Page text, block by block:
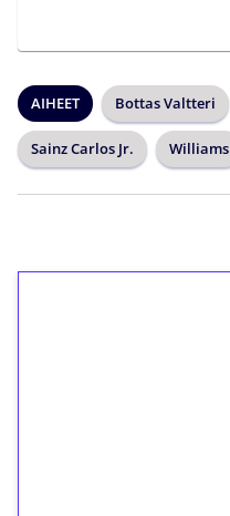
AIHEET Bottas Valtteri
Sainz Carlos Jr. Williams